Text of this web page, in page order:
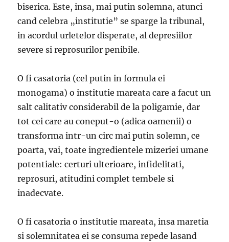
biserica. Este, insa, mai putin solemna, atunci
cand celebra „institutie” se sparge la tribunal,
in acordul urletelor disperate, al depresiilor
severe si reprosurilor penibile.
O fi casatoria (cel putin in formula ei
monogama) o institutie mareata care a facut un
salt calitativ considerabil de la poligamie, dar
tot cei care au coneput-o (adica oamenii) o
transforma intr-un circ mai putin solemn, ce
poarta, vai, toate ingredientele mizeriei umane
potentiale: certuri ulterioare, infidelitati,
reprosuri, atitudini complet tembele si
inadecvate.
O fi casatoria o institutie mareata, insa maretia
si solemnitatea ei se consuma repede lasand